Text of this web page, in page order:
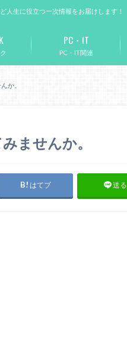
人生に役立つ一次情報をお届けします！
PC・IT関連
PC・IT
か。
ませんか。
はてブ 送る